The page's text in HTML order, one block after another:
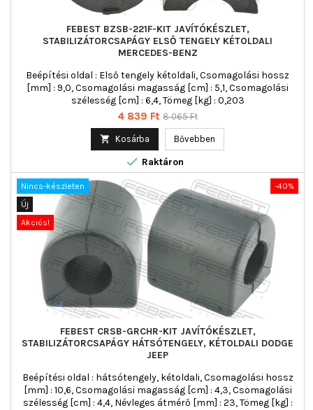
FEBEST BZSB-221F-KIT JAVÍTÓKÉSZLET,
STABILIZÁTORCSAPÁGY ELSŐ TENGELY KÉTOLDALI
MERCEDES-BENZ
Beépítési oldal : Első tengely kétoldali, Csomagolási hossz
[mm] : 9,0, Csomagolási magasság [cm] : 5,1, Csomagolási
szélesség [cm] : 6,4, Tömeg [kg] : 0,203
Ár
4 839 Ft Normál
8 065 Ft
 Kosárba Bővebben
 Raktáron
-40%
Nincs-készleten
Új
Akciós!
FEBEST CRSB-GRCHR-KIT JAVÍTÓKÉSZLET,
STABILIZÁTORCSAPÁGY HÁTSÓTENGELY, KÉTOLDALI DODGE
JEEP
Beépítési oldal : hátsótengely, kétoldali, Csomagolási hossz
[mm] : 10,6, Csomagolási magasság [cm] : 4,3, Csomagolási
szélesség [cm] : 4,4, Névleges átmérő [mm] : 23, Tömeg [kg] :